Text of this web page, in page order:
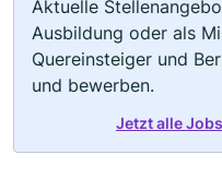
Aktuelle
Ausbildung oder als
Quereinsteiger und
und bewerben.
Jetzt alle